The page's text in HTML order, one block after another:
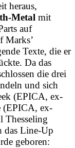
heraus,
Metal mit
auf
Marks’
Texte, die er
Da das
die drei
und sich
(EPICA, ex-
(EPICA, ex-
Thesseling
das Line-Up
geboren: